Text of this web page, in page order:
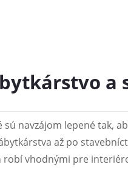
a
navzájom lepené tak,
až po
vhodnými pre